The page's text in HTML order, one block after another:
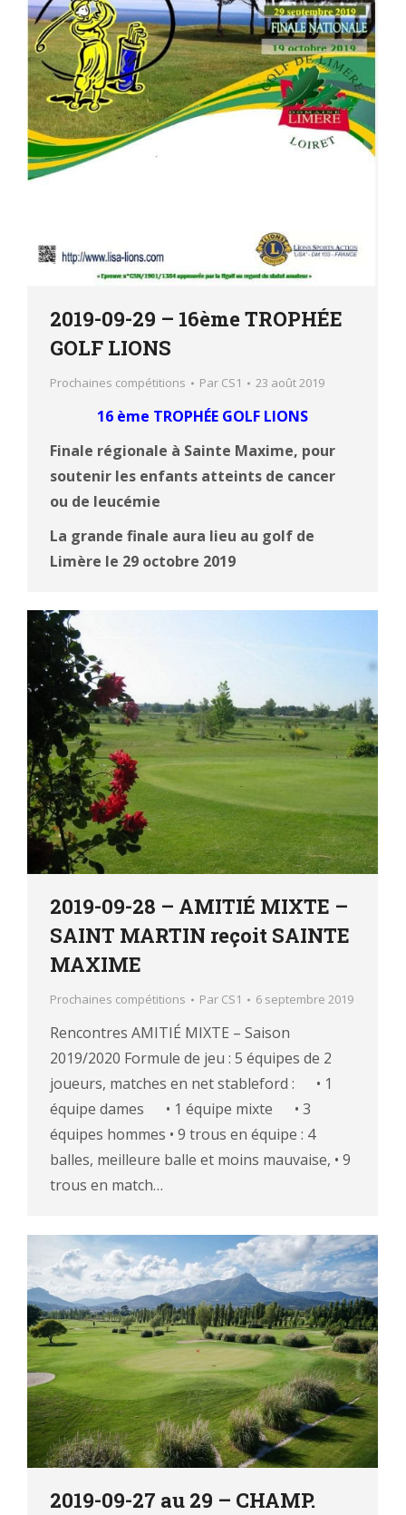
2019-09-29 – 16ème TROPHÉE
GOLF LIONS
Prochaines compétitions Par CS1 23 août 2019
16 ème TROPHÉE GOLF LIONS
Finale régionale à Sainte Maxime, pour
soutenir les enfants atteints de cancer
ou de leucémie
La grande finale aura lieu au golf de
Limère le 29 octobre 2019
2019-09-28 – AMITIÉ MIXTE –
SAINT MARTIN reçoit SAINTE
MAXIME
Prochaines compétitions Par CS1 6 septembre 2019
Rencontres AMITIÉ MIXTE – Saison
2019/2020 Formule de jeu : 5 équipes de 2
joueurs, matches en net stableford : • 1
équipe dames • 1 équipe mixte • 3
équipes hommes • 9 trous en équipe : 4
balles, meilleure balle et moins mauvaise, • 9
trous en match…
2019-09-27 au 29 – CHAMP.